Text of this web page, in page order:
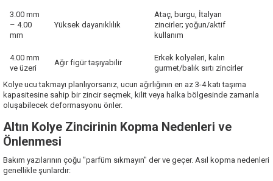
3.00 mm
– 4.00
mm
Yüksek dayanıklılık
Ataç, burgu, İtalyan
zincirler; yoğun/aktif
kullanım
4.00 mm
ve üzeri
Ağır figür taşıyabilir
Erkek kolyeleri, kalın
gurmet/balık sırtı zincirler
Kolye ucu takmayı planlıyorsanız, ucun ağırlığının en az 3-4 katı taşıma
kapasitesine sahip bir zincir seçmek, kilit veya halka bölgesinde zamanla
oluşabilecek deformasyonu önler.
Altın Kolye Zincirinin Kopma Nedenleri ve
Önlenmesi
Bakım yazılarının çoğu "parfüm sıkmayın" der ve geçer. Asıl kopma nedenleri
genellikle şunlardır: